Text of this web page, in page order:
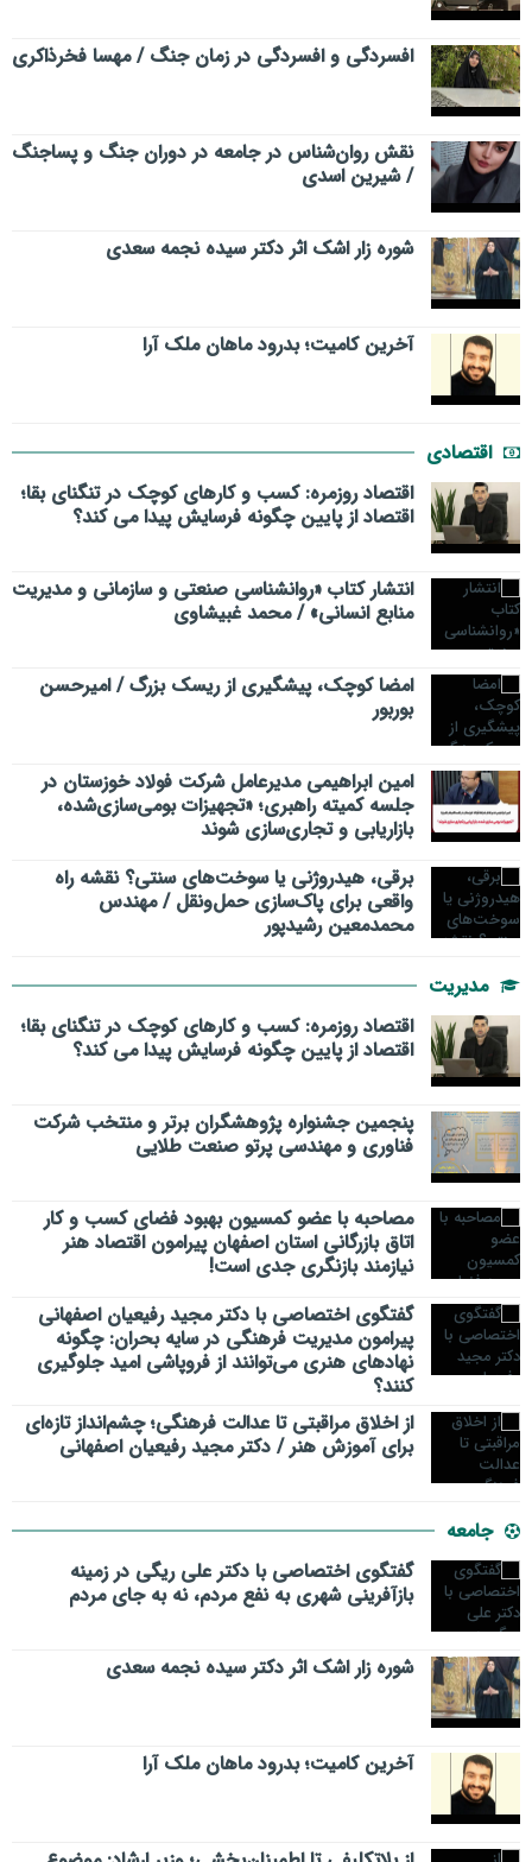
افسردگی و افسردگی در زمان جنگ / مهسا فخرذاکری
نقش روان‌شناس در جامعه در دوران جنگ و پساجنگ
/ شیرین اسدی
شوره زار اشک اثر دکتر سیده نجمه سعدی
​آخرین کامیت؛ بدرود ماهان ملک آرا
اقتصادی
اقتصاد روزمره: کسب‌ و کارهای کوچک در تنگنای بقا؛
اقتصاد از پایین چگونه فرسایش پیدا می کند؟
انتشار کتاب «روانشناسی صنعتی و سازمانی و مدیریت
منابع انسانی» / محمد غبیشاوی
امضا کوچک، پیشگیری از ریسک بزرگ / امیرحسن
بوربور
امین ابراهیمی مدیرعامل شرکت فولاد خوزستان در
جلسه کمیته راهبری؛ «تجهیزات بومی‌سازی‌شده،
بازاریابی و تجاری‌سازی شوند
برقی، هیدروژنی یا سوخت‌های سنتی؟ نقشه راه
واقعی برای پاک‌سازی حمل‌ونقل / مهندس
محمدمعین رشیدپور
مدیریت
اقتصاد روزمره: کسب‌ و کارهای کوچک در تنگنای بقا؛
اقتصاد از پایین چگونه فرسایش پیدا می کند؟
پنجمین جشنواره پژوهشگران برتر و منتخب شرکت
فناوری و مهندسی پرتو صنعت طلایی
مصاحبه با عضو کمسیون بهبود فضای کسب و کار
اتاق بازرگانی استان اصفهان پیرامون اقتصاد هنر
نیازمند بازنگری جدی است!
گفتگوی اختصاصی با دکتر مجید رفیعیان اصفهانی
پیرامون مدیریت فرهنگی در سایه بحران: چگونه
نهادهای هنری می‌توانند از فروپاشی امید جلوگیری
کنند؟
از اخلاق مراقبتی تا عدالت فرهنگی؛ چشم‌انداز تازه‌ای
برای آموزش هنر / دکتر مجید رفیعیان اصفهانی
جامعه
گفتگوی اختصاصی با دکتر علی ریگی در زمینه
بازآفرینی شهری به نفع مردم، نه به جای مردم
شوره زار اشک اثر دکتر سیده نجمه سعدی
​آخرین کامیت؛ بدرود ماهان ملک آرا